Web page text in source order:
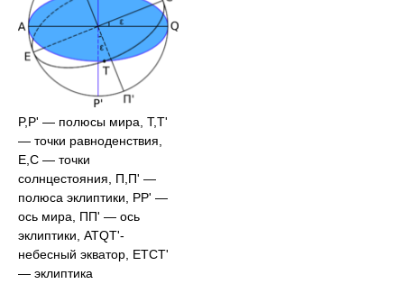
P,P' — полюсы мира, T,T'
— точки равноденствия,
E,C — точки
солнцестояния, П,П' —
полюса эклиптики, PP' —
ось мира, ПП' — ось
эклиптики, ATQT'-
небесный экватор, ETCT'
— эклиптика